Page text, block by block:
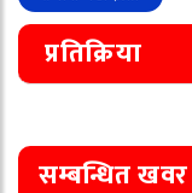
प्रतिक्रिया
सम्बन्धित खवर